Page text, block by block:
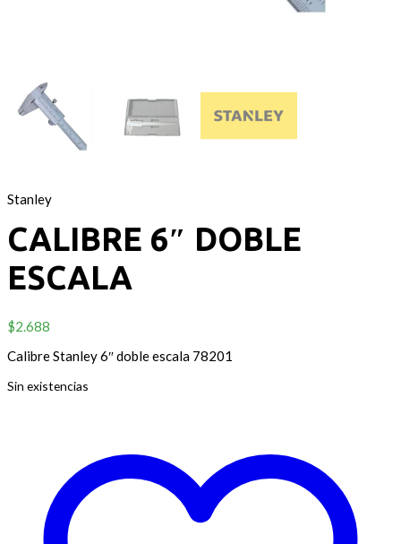
Stanley
CALIBRE 6″ DOBLE
ESCALA
$2.688
Calibre Stanley 6″ doble escala 78201
Sin existencias